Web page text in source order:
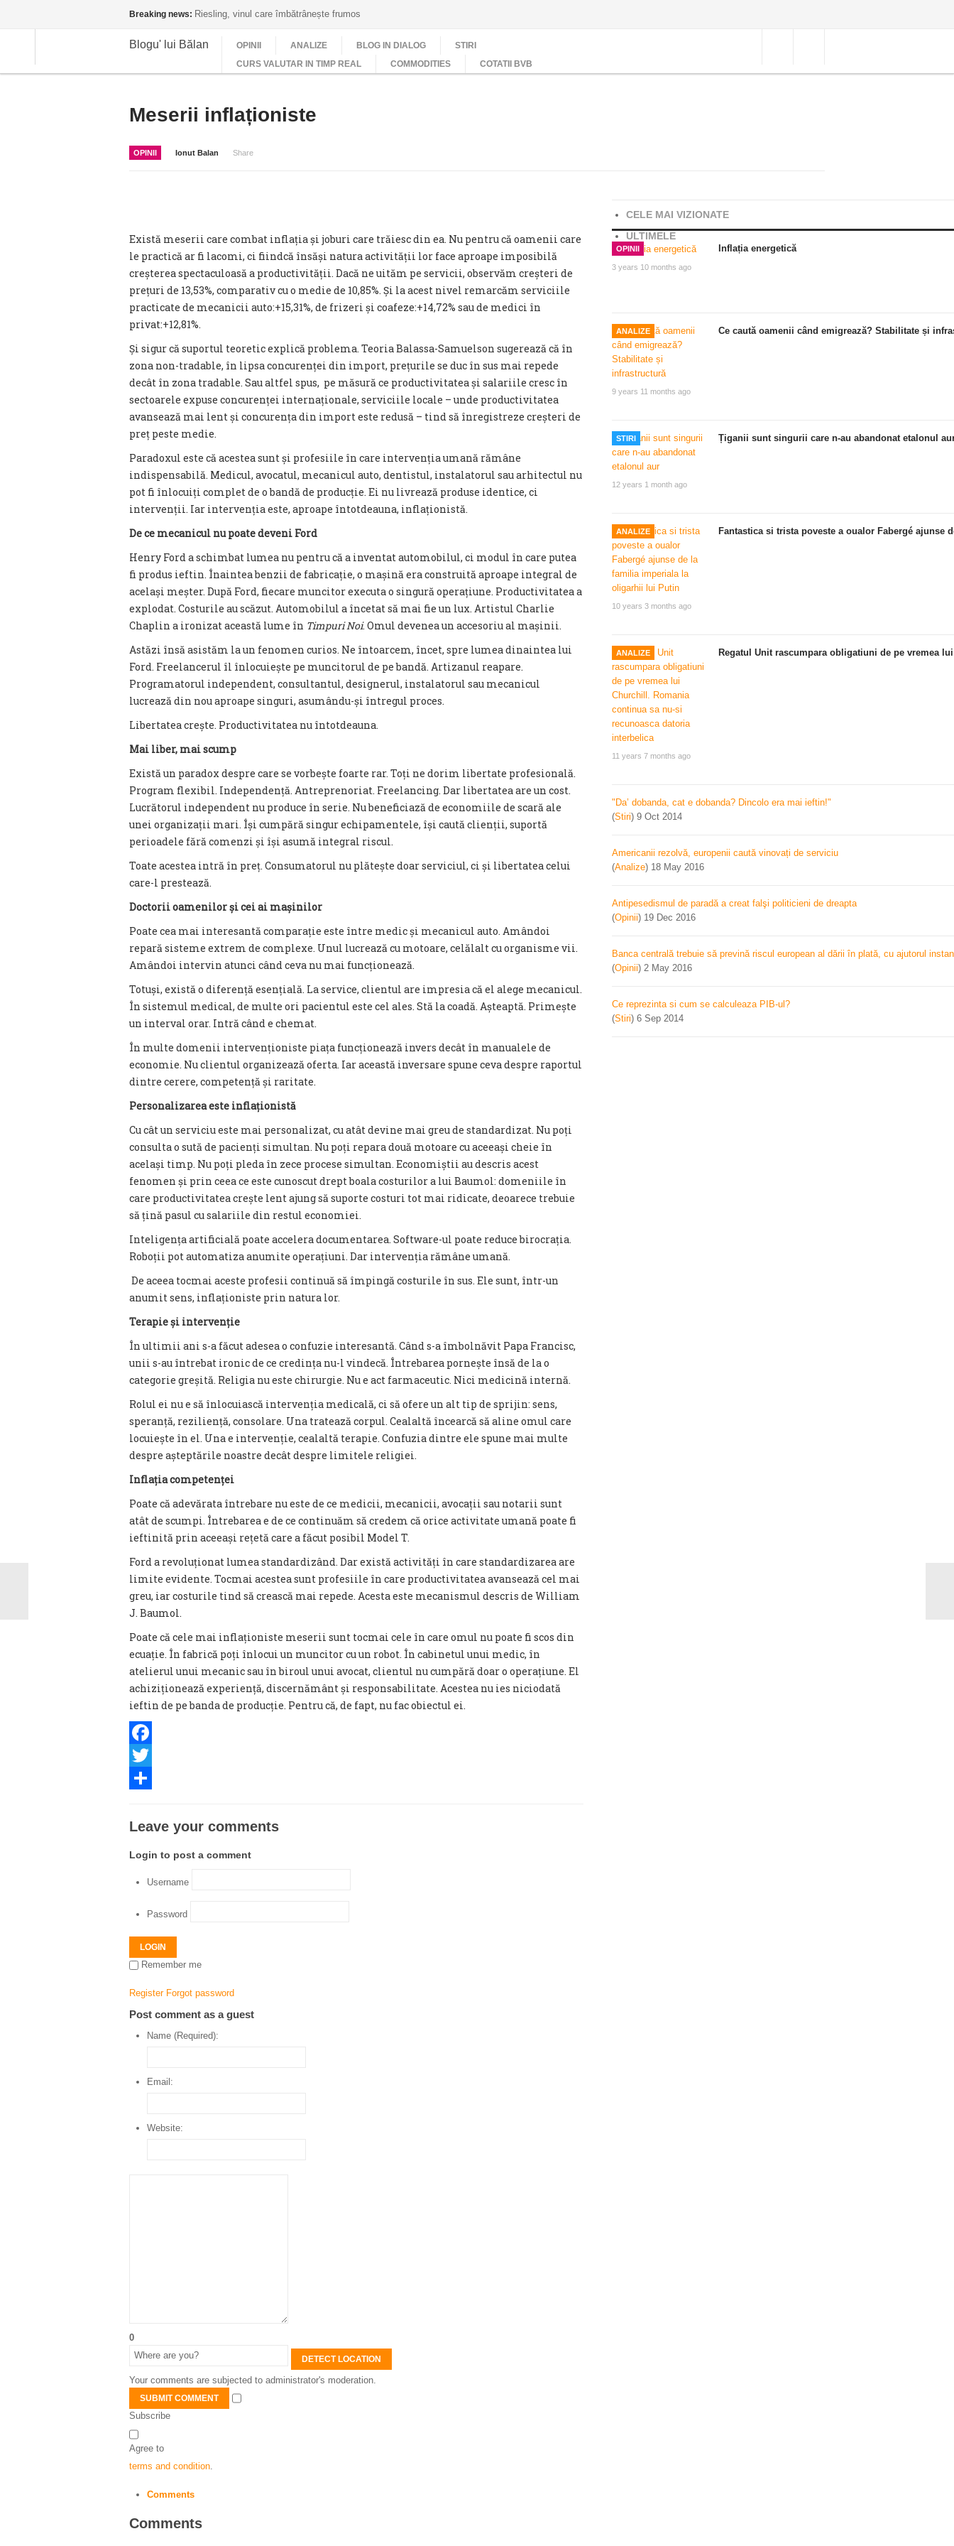
Breaking news: Riesling, vinul care îmbătrânește frumos
Blogu' lui Bălan OPINII ANALIZE BLOG IN DIALOG
STIRI
CURS VALUTAR IN TIMP REAL
COMMODITIES COTATII BVB
Meserii inflaționiste
OPINII Ionut Balan Share
Există meserii care combat inflația și joburi care trăiesc din ea. Nu pentru că oamenii care
le practică ar fi lacomi, ci fiindcă însăși natura activității lor face aproape imposibilă
creșterea spectaculoasă a productivității. Dacă ne uităm pe servicii, observăm creșteri de
prețuri de 13,53%, comparativ cu o medie de 10,85%. Și la acest nivel remarcăm serviciile
practicate de mecanicii auto:+15,31%, de frizeri și coafeze:+14,72% sau de medici în
privat:+12,81%.
Și sigur că suportul teoretic explică problema. Teoria Balassa-Samuelson sugerează că în
zona non-tradable, în lipsa concurenței din import, prețurile se duc în sus mai repede
decât în zona tradable. Sau altfel spus, pe măsură ce productivitatea și salariile cresc în
sectoarele expuse concurenței internaționale, serviciile locale – unde productivitatea
avansează mai lent și concurența din import este redusă – tind să înregistreze creșteri de
preț peste medie.
Paradoxul este că acestea sunt și profesiile în care intervenția umană rămâne
indispensabilă. Medicul, avocatul, mecanicul auto, dentistul, instalatorul sau arhitectul nu
pot fi înlocuiți complet de o bandă de producție. Ei nu livrează produse identice, ci
intervenții. Iar intervenția este, aproape întotdeauna, inflaționistă.
De ce mecanicul nu poate deveni Ford
Henry Ford a schimbat lumea nu pentru că a inventat automobilul, ci modul în care putea
fi produs ieftin. Înaintea benzii de fabricație, o mașină era construită aproape integral de
același meșter. După Ford, fiecare muncitor executa o singură operațiune. Productivitatea a
explodat. Costurile au scăzut. Automobilul a încetat să mai fie un lux. Artistul Charlie
Chaplin a ironizat această lume în Timpuri Noi. Omul devenea un accesoriu al mașinii.
Astăzi însă asistăm la un fenomen curios. Ne întoarcem, încet, spre lumea dinaintea lui
Ford. Freelancerul îl înlocuiește pe muncitorul de pe bandă. Artizanul reapare.
Programatorul independent, consultantul, designerul, instalatorul sau mecanicul
lucrează din nou aproape singuri, asumându-și întregul proces.
Libertatea crește. Productivitatea nu întotdeauna.
Mai liber, mai scump
Există un paradox despre care se vorbește foarte rar. Toți ne dorim libertate profesională.
Program flexibil. Independență. Antreprenoriat. Freelancing. Dar libertatea are un cost.
Lucrătorul independent nu produce în serie. Nu beneficiază de economiile de scară ale
unei organizații mari. Își cumpără singur echipamentele, își caută clienții, suportă
perioadele fără comenzi și își asumă integral riscul.
Toate acestea intră în preț. Consumatorul nu plătește doar serviciul, ci și libertatea celui
care-l prestează.
Doctorii oamenilor și cei ai mașinilor
Poate cea mai interesantă comparație este între medic și mecanicul auto. Amândoi
repară sisteme extrem de complexe. Unul lucrează cu motoare, celălalt cu organisme vii.
Amândoi intervin atunci când ceva nu mai funcționează.
Totuși, există o diferență esențială. La service, clientul are impresia că el alege mecanicul.
În sistemul medical, de multe ori pacientul este cel ales. Stă la coadă. Așteaptă. Primește
un interval orar. Intră când e chemat.
În multe domenii intervenționiste piața funcționează invers decât în manualele de
economie. Nu clientul organizează oferta. Iar această inversare spune ceva despre raportul
dintre cerere, competență și raritate.
Personalizarea este inflaționistă
Cu cât un serviciu este mai personalizat, cu atât devine mai greu de standardizat. Nu poți
consulta o sută de pacienți simultan. Nu poți repara două motoare cu aceeași cheie în
același timp. Nu poți pleda în zece procese simultan. Economiștii au descris acest
fenomen și prin ceea ce este cunoscut drept boala costurilor a lui Baumol: domeniile în
care productivitatea crește lent ajung să suporte costuri tot mai ridicate, deoarece trebuie
să țină pasul cu salariile din restul economiei.
Inteligența artificială poate accelera documentarea. Software-ul poate reduce birocrația.
Roboții pot automatiza anumite operațiuni. Dar intervenția rămâne umană.
De aceea tocmai aceste profesii continuă să împingă costurile în sus. Ele sunt, într-un
anumit sens, inflaționiste prin natura lor.
Terapie și intervenție
În ultimii ani s-a făcut adesea o confuzie interesantă. Când s-a îmbolnăvit Papa Francisc,
unii s-au întrebat ironic de ce credința nu-l vindecă. Întrebarea pornește însă de la o
categorie greșită. Religia nu este chirurgie. Nu e act farmaceutic. Nici medicină internă.
Rolul ei nu e să înlocuiască intervenția medicală, ci să ofere un alt tip de sprijin: sens,
speranță, reziliență, consolare. Una tratează corpul. Cealaltă încearcă să aline omul care
locuiește în el. Una e intervenție, cealaltă terapie. Confuzia dintre ele spune mai multe
despre așteptările noastre decât despre limitele religiei.
Inflația competenței
Poate că adevărata întrebare nu este de ce medicii, mecanicii, avocații sau notarii sunt
atât de scumpi. Întrebarea e de ce continuăm să credem că orice activitate umană poate fi
ieftinită prin aceeași rețetă care a făcut posibil Model T.
Ford a revoluționat lumea standardizând. Dar există activități în care standardizarea are
limite evidente. Tocmai acestea sunt profesiile în care productivitatea avansează cel mai
greu, iar costurile tind să crească mai repede. Acesta este mecanismul descris de William
J. Baumol.
Poate că cele mai inflaționiste meserii sunt tocmai cele în care omul nu poate fi scos din
ecuație. În fabrică poți înlocui un muncitor cu un robot. În cabinetul unui medic, în
atelierul unui mecanic sau în biroul unui avocat, clientul nu cumpără doar o operațiune. El
achiziționează experiență, discernământ și responsabilitate. Acestea nu ies niciodată
ieftin de pe banda de producție. Pentru că, de fapt, nu fac obiectul ei.
Facebook
Twitter
CELE MAI VIZIONATE
ULTIMELE
OPINII
3 years 10 months ago
Inflația energetică
ANALIZE
9 years 11 months ago
Ce caută oamenii când emigrează? Stabilitate și
STIRI
12 years 1 month ago
Țiganii sunt singurii care n-au abandonat etalonul
ANALIZE
10 years 3 months ago
Fantastica si trista poveste a oualor Fabergé
ANALIZE
11 years 7 months ago
Regatul Unit rascumpara obligatiuni de pe vremea
"Da’ dobanda, cat e dobanda? Dincolo era mai ieftin!"
(Stiri) 9 Oct 2014
Americanii rezolvă, europenii caută vinovați de serviciu
(Analize) 18 May 2016
Antipesedismul de paradă a creat falşi politicieni de dreapta
(Opinii) 19 Dec 2016
Banca centrală trebuie să prevină riscul european al dării în plată, cu ajutorul
(Opinii) 2 May 2016
Ce reprezinta si cum se calculeaza PIB-ul?
(Stiri) 6 Sep 2014
Leave your comments
Login to post a comment
Username
Password
LOGIN
Remember me
Register Forgot password
Post comment as a guest
Name (Required):
Email:
Website:
0
DETECT LOCATION
Your comments are subjected to administrator's moderation.
SUBMIT COMMENT
Subscribe
Agree to
terms and condition
Comments
Comments